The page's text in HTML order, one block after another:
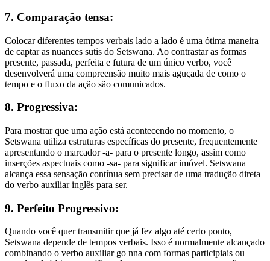
7. Comparação tensa:
Colocar diferentes tempos verbais lado a lado é uma ótima maneira
de captar as nuances sutis do Setswana. Ao contrastar as formas
presente, passada, perfeita e futura de um único verbo, você
desenvolverá uma compreensão muito mais aguçada de como o
tempo e o fluxo da ação são comunicados.
8. Progressiva:
Para mostrar que uma ação está acontecendo no momento, o
Setswana utiliza estruturas específicas do presente, frequentemente
apresentando o marcador -a- para o presente longo, assim como
inserções aspectuais como -sa- para significar imóvel. Setswana
alcança essa sensação contínua sem precisar de uma tradução direta
do verbo auxiliar inglês para ser.
9. Perfeito Progressivo:
Quando você quer transmitir que já fez algo até certo ponto,
Setswana depende de tempos verbais. Isso é normalmente alcançado
combinando o verbo auxiliar go nna com formas participiais ou